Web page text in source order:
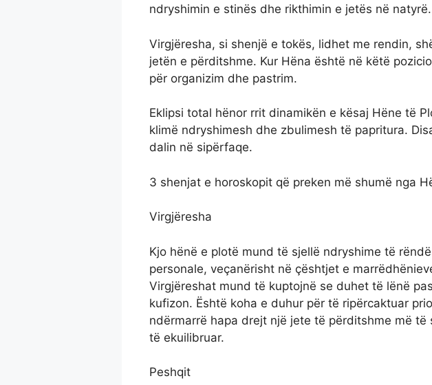
ndryshimin e stinës dhe rikthimin e jetës në natyrë.
Virgjëresha, si shenjë e tokës, lidhet me rendin,
jetën e përditshme. Kur Hëna është në këtë
për organizim dhe pastrim.
Eklipsi total hënor rrit dinamikën e kësaj Hëne të
klimë ndryshimesh dhe zbulimesh të papritura.
dalin në sipërfaqe.
3 shenjat e horoskopit që preken më shumë nga
Virgjëresha
Kjo hënë e plotë mund të sjellë ndryshime të
personale, veçanërisht në çështjet e
Virgjëreshat mund të kuptojnë se duhet të lënë
kufizon. Është koha e duhur për të ripërcaktuar
ndërmarrë hapa drejt një jete të përditshme më të
të ekuilibruar.
Peshqit